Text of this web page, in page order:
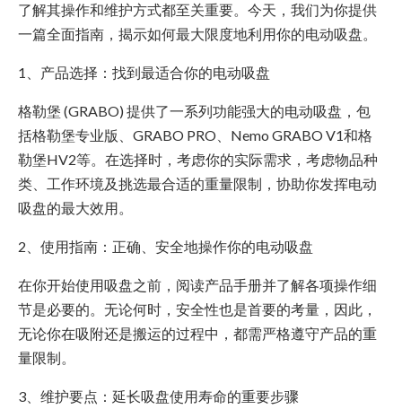
了解其操作和维护方式都至关重要。今天，我们为你提供
一篇全面指南，揭示如何最大限度地利用你的电动吸盘。
1、产品选择：找到最适合你的电动吸盘
格勒堡 (GRABO) 提供了一系列功能强大的电动吸盘，包
括格勒堡专业版、GRABO PRO、Nemo GRABO V1和格
勒堡HV2等。在选择时，考虑你的实际需求，考虑物品种
类、工作环境及挑选最合适的重量限制，协助你发挥电动
吸盘的最大效用。
2、使用指南：正确、安全地操作你的电动吸盘
在你开始使用吸盘之前，阅读产品手册并了解各项操作细
节是必要的。无论何时，安全性也是首要的考量，因此，
无论你在吸附还是搬运的过程中，都需严格遵守产品的重
量限制。
3、维护要点：延长吸盘使用寿命的重要步骤